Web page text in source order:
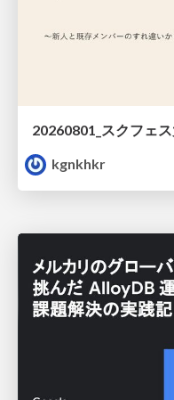
20260801_スクフェ
kgnkhkr